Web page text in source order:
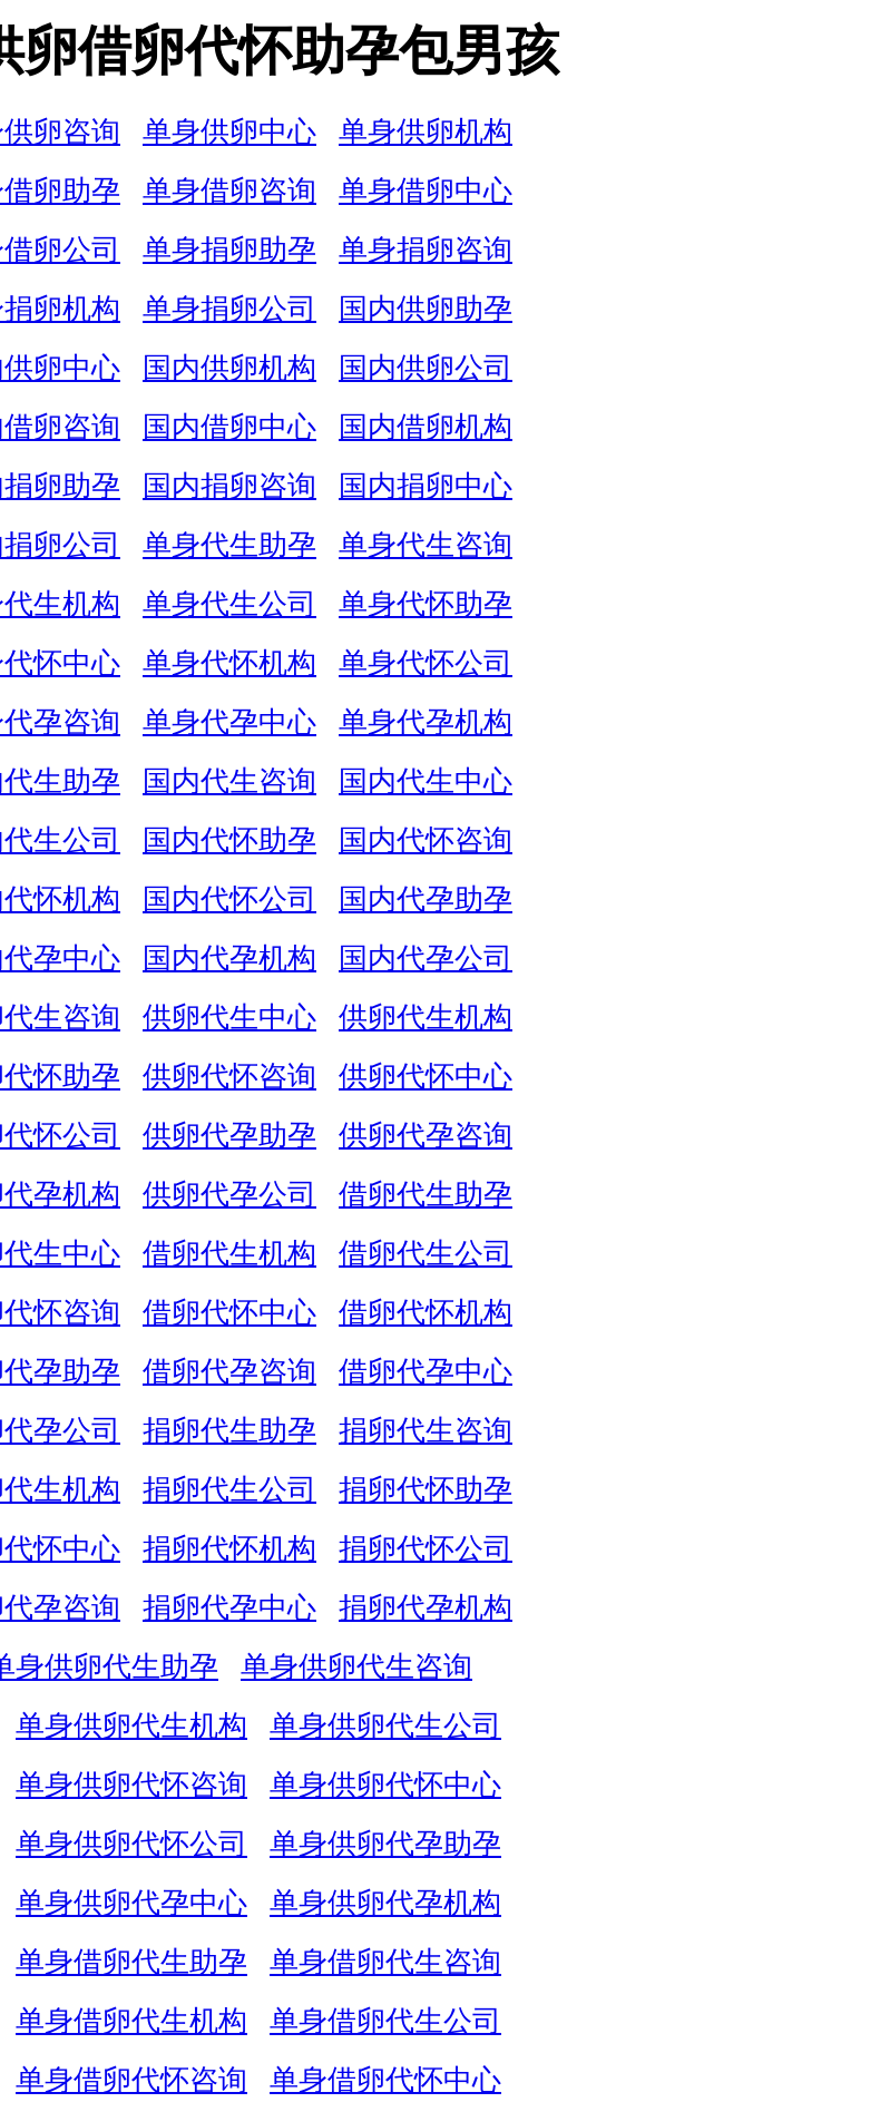
卵借卵代怀助孕包男孩
卵咨询 单身供卵中心
单身供卵机构
卵助孕 单身借卵咨询
单身借卵中心
卵公司 单身捐卵助孕
单身捐卵咨询
卵机构 单身捐卵公司
国内供卵助孕
供卵中心 国内供卵机构
国内供卵公司
借卵咨询 国内借卵中心
国内借卵机构
捐卵助孕 国内捐卵咨询
国内捐卵中心
卵公司 单身代生助孕
单身代生咨询
生机构 单身代生公司
单身代怀助孕
怀中心 单身代怀机构
单身代怀公司
孕咨询 单身代孕中心
单身代孕机构
代生助孕 国内代生咨询
国内代生中心
生公司 国内代怀助孕
国内代怀咨询
代怀机构 国内代怀公司
国内代孕助孕
代孕中心 国内代孕机构
国内代孕公司
生咨询 供卵代生中心
供卵代生机构
怀助孕 供卵代怀咨询
供卵代怀中心
怀公司 供卵代孕助孕
供卵代孕咨询
孕机构 供卵代孕公司
借卵代生助孕
生中心 借卵代生机构
借卵代生公司
怀咨询 借卵代怀中心
借卵代怀机构
孕助孕 借卵代孕咨询
借卵代孕中心
孕公司 捐卵代生助孕
捐卵代生咨询
生机构 捐卵代生公司
捐卵代怀助孕
怀中心 捐卵代怀机构
捐卵代怀公司
孕咨询 捐卵代孕中心
捐卵代孕机构
身供卵代生助孕
单身供卵代生咨询
单身供卵代生机构
单身供卵代生公司
单身供卵代怀咨询
单身供卵代怀中心
单身供卵代怀公司
单身供卵代孕助孕
单身供卵代孕中心
单身供卵代孕机构
单身借卵代生助孕
单身借卵代生咨询
单身借卵代生机构
单身借卵代生公司
单身借卵代怀咨询
单身借卵代怀中心